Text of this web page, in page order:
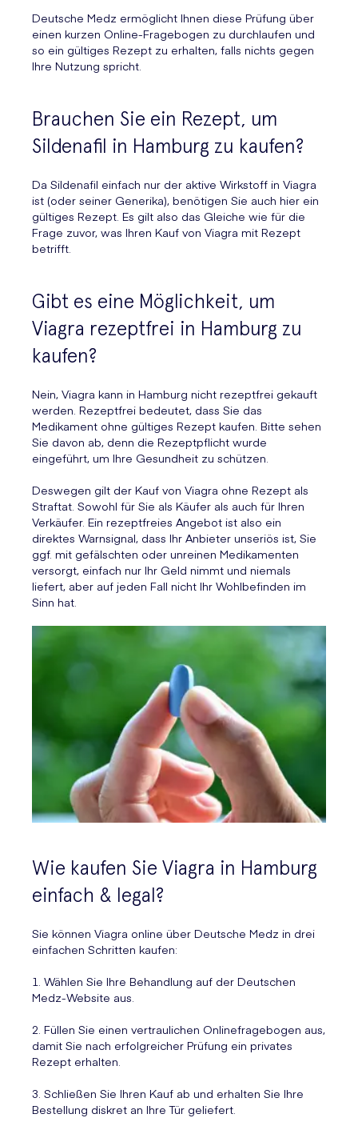
Deutsche Medz ermöglicht Ihnen diese Prüfung über
einen kurzen Online-Fragebogen zu durchlaufen und
so ein gültiges Rezept zu erhalten, falls nichts gegen
Ihre Nutzung spricht.
Brauchen Sie ein Rezept, um
Sildenafil in Hamburg zu kaufen?
Da Sildenafil einfach nur der aktive Wirkstoff in Viagra
ist (oder seiner Generika), benötigen Sie auch hier ein
gültiges Rezept. Es gilt also das Gleiche wie für die
Frage zuvor, was Ihren Kauf von Viagra mit Rezept
betrifft.
Gibt es eine Möglichkeit, um
Viagra rezeptfrei in Hamburg zu
kaufen?
Nein, Viagra kann in Hamburg nicht rezeptfrei gekauft
werden. Rezeptfrei bedeutet, dass Sie das
Medikament ohne gültiges Rezept kaufen. Bitte sehen
Sie davon ab, denn die Rezeptpflicht wurde
eingeführt, um Ihre Gesundheit zu schützen.
Deswegen gilt der Kauf von Viagra ohne Rezept als
Straftat. Sowohl für Sie als Käufer als auch für Ihren
Verkäufer. Ein rezeptfreies Angebot ist also ein
direktes Warnsignal, dass Ihr Anbieter unseriös ist, Sie
ggf. mit gefälschten oder unreinen Medikamenten
versorgt, einfach nur Ihr Geld nimmt und niemals
liefert, aber auf jeden Fall nicht Ihr Wohlbefinden im
Sinn hat.
Wie kaufen Sie Viagra in Hamburg
einfach & legal?
Sie können Viagra online über Deutsche Medz in drei
einfachen Schritten kaufen:
1. Wählen Sie Ihre Behandlung auf der Deutschen
Medz-Website aus.
2. Füllen Sie einen vertraulichen Onlinefragebogen aus,
damit Sie nach erfolgreicher Prüfung ein privates
Rezept erhalten.
3. Schließen Sie Ihren Kauf ab und erhalten Sie Ihre
Bestellung diskret an Ihre Tür geliefert.